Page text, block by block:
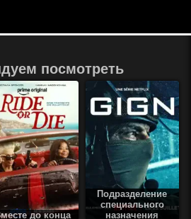
посмотреть
до конца
Подразделение
специального
назначения